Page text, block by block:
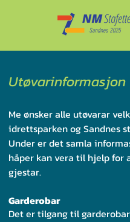
Utøvarinformasjon
Me ønsker alle utøvarar
idrettsparken og Sandnes
Under er det samla
håper kan vera til hjelp for
gjestar.
Garderobar
Det er tilgang til